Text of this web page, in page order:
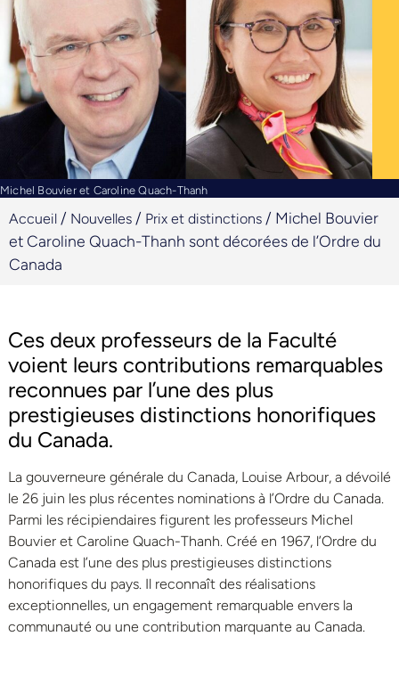
Michel Bouvier et Caroline Quach-Thanh
Accueil / Nouvelles / Prix et distinctions / Michel Bouvier
et Caroline Quach-Thanh sont décorées de l’Ordre du
Canada
Ces deux professeurs de la Faculté
voient leurs contributions remarquables
reconnues par l’une des plus
prestigieuses distinctions honorifiques
du Canada.
La gouverneure générale du Canada, Louise Arbour, a dévoilé
le 26 juin les plus récentes nominations à l’Ordre du Canada.
Parmi les récipiendaires figurent les professeurs Michel
Bouvier et Caroline Quach-Thanh. Créé en 1967, l’Ordre du
Canada est l’une des plus prestigieuses distinctions
honorifiques du pays. Il reconnaît des réalisations
exceptionnelles, un engagement remarquable envers la
communauté ou une contribution marquante au Canada.